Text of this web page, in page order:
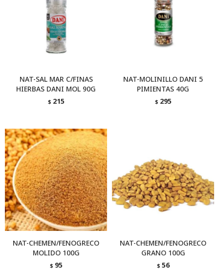
NAT-SAL MAR C/FINAS
HIERBAS DANI MOL 90G
$ 215
NAT-MOLINILLO DANI 5
PIMIENTAS 40G
$ 295
NAT-CHEMEN/FENOGRECO
MOLIDO 100G
$ 95
NAT-CHEMEN/FENOGRECO
GRANO 100G
$ 56